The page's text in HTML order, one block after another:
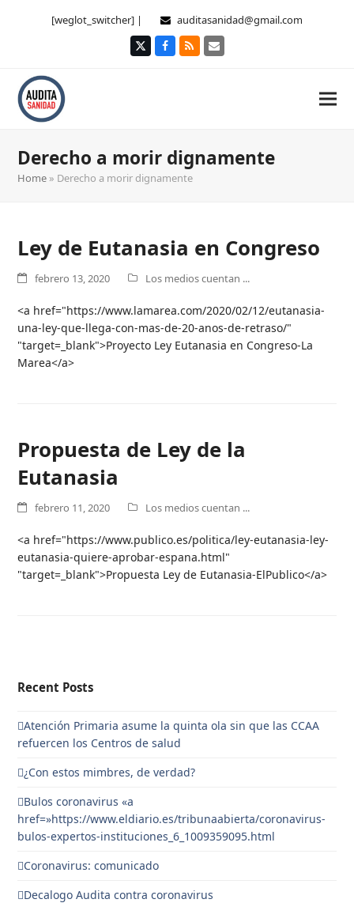
[weglot_switcher] | auditasanidad@gmail.com
TwitterFacebook
RSS Correo
Derecho a morir dignamente
Home » Derecho a morir dignamente
Ley de Eutanasia en Congreso
febrero 13, 2020 Los medios cuentan ...
<a href="https://www.lamarea.com/2020/02/12/eutanasia-
una-ley-que-llega-con-mas-de-20-anos-de-retraso/"
"target=_blank">Proyecto Ley Eutanasia en Congreso-La
Marea</a>
Propuesta de Ley de la
Eutanasia
febrero 11, 2020 Los medios cuentan ...
<a href="https://www.publico.es/politica/ley-eutanasia-ley-
eutanasia-quiere-aprobar-espana.html"
"target=_blank">Propuesta Ley de Eutanasia-ElPublico</a>
Recent Posts
Atención Primaria asume la quinta ola sin que las CCAA
refuercen los Centros de salud
¿Con estos mimbres, de verdad?
Bulos coronavirus «a
href=»https://www.eldiario.es/tribunaabierta/coronavirus-
bulos-expertos-instituciones_6_1009359095.html
Coronavirus: comunicado
Decalogo Audita contra coronavirus